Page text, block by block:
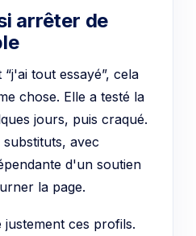
arrêter de
tout essayé”, cela
chose. Elle a testé la
jours, puis craqué.
substituts, avec
d'un soutien
la page.
ces profils.